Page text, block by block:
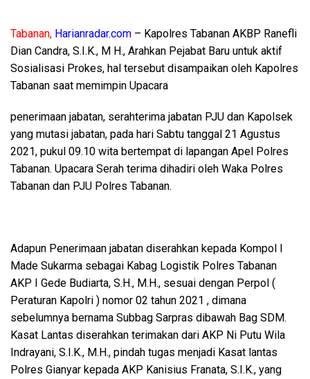
Tabanan, Harianradar.com – Kapolres Tabanan AKBP Ranefli
Dian Candra, S.I.K., M H., Arahkan Pejabat Baru untuk aktif
Sosialisasi Prokes, hal tersebut disampaikan oleh Kapolres
Tabanan saat memimpin Upacara
penerimaan jabatan, serahterima jabatan PJU dan Kapolsek
yang mutasi jabatan, pada hari Sabtu tanggal 21 Agustus
2021, pukul 09.10 wita bertempat di lapangan Apel Polres
Tabanan. Upacara Serah terima dihadiri oleh Waka Polres
Tabanan dan PJU Polres Tabanan.
Adapun Penerimaan jabatan diserahkan kepada Kompol I
Made Sukarma sebagai Kabag Logistik Polres Tabanan
AKP I Gede Budiarta, S.H., M.H., sesuai dengan Perpol (
Peraturan Kapolri ) nomor 02 tahun 2021 , dimana
sebelumnya bernama Subbag Sarpras dibawah Bag SDM.
Kasat Lantas diserahkan terimakan dari AKP Ni Putu Wila
Indrayani, S.I.K., M.H., pindah tugas menjadi Kasat lantas
Polres Gianyar kepada AKP Kanisius Franata, S.I.K., yang